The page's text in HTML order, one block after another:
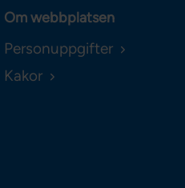
Om webbplatsen
Personuppgifter
Kakor